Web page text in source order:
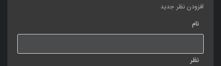
افزودن نظر جدید
نام
نظر